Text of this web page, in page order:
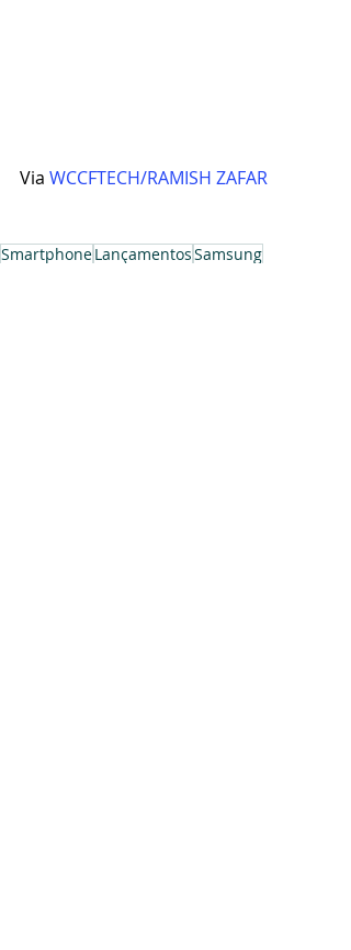
Via WCCFTECH/RAMISH ZAFAR
SmartphoneLançamentosSamsung